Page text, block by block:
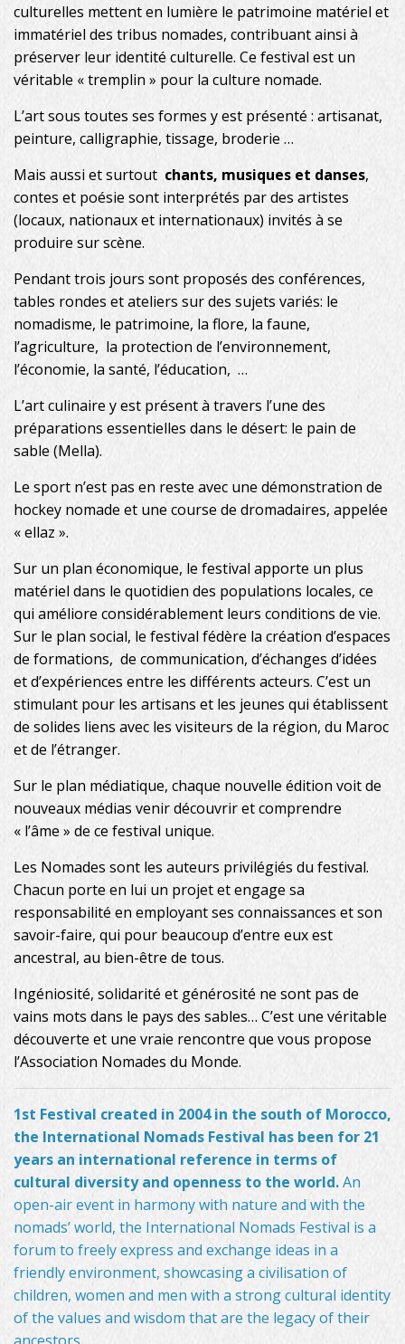
culturelles mettent en lumière le patrimoine matériel et
immatériel des tribus nomades, contribuant ainsi à
préserver leur identité culturelle. Ce festival est un
véritable « tremplin » pour la culture nomade.
L’art sous toutes ses formes y est présenté : artisanat,
peinture, calligraphie, tissage, broderie …
Mais aussi et surtout chants, musiques et danses,
contes et poésie sont interprétés par des artistes
(locaux, nationaux et internationaux) invités à se
produire sur scène.
Pendant trois jours sont proposés des conférences,
tables rondes et ateliers sur des sujets variés: le
nomadisme, le patrimoine, la flore, la faune,
l’agriculture, la protection de l’environnement,
l’économie, la santé, l’éducation, …
L’art culinaire y est présent à travers l’une des
préparations essentielles dans le désert: le pain de
sable (Mella).
Le sport n’est pas en reste avec une démonstration de
hockey nomade et une course de dromadaires, appelée
« ellaz ».
Sur un plan économique, le festival apporte un plus
matériel dans le quotidien des populations locales, ce
qui améliore considérablement leurs conditions de vie.
Sur le plan social, le festival fédère la création d’espaces
de formations, de communication, d’échanges d’idées
et d’expériences entre les différents acteurs. C’est un
stimulant pour les artisans et les jeunes qui établissent
de solides liens avec les visiteurs de la région, du Maroc
et de l’étranger.
Sur le plan médiatique, chaque nouvelle édition voit de
nouveaux médias venir découvrir et comprendre
« l’âme » de ce festival unique.
Les Nomades sont les auteurs privilégiés du festival.
Chacun porte en lui un projet et engage sa
responsabilité en employant ses connaissances et son
savoir-faire, qui pour beaucoup d’entre eux est
ancestral, au bien-être de tous.
Ingéniosité, solidarité et générosité ne sont pas de
vains mots dans le pays des sables… C’est une véritable
découverte et une vraie rencontre que vous propose
l’Association Nomades du Monde.
1st Festival created in 2004 in the south of Morocco,
the International Nomads Festival has been for 21
years an international reference in terms of
cultural diversity and openness to the world.An
open-air event in harmony with nature and with the
nomads’ world, the International Nomads Festival is a
forum to freely express and exchange ideas in a
friendly environment, showcasing a civilisation of
children, women and men with a strong cultural identity
of the values and wisdom that are the legacy of their